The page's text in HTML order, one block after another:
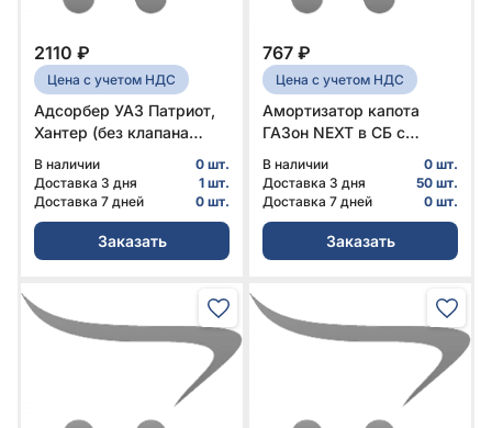
2110 ₽
Цена с учетом НДС
Адсорбер УАЗ Патриот,
Хантер (без клапана
1164010-04 | УАЗ
В наличии
0 шт.
Доставка 3 дня
1 шт.
Доставка 7 дней
0 шт.
Заказать
767 ₽
Цена с учетом НДС
Амортизатор капота
ГАЗон NEXT в СБ с
С41R11.8407010 | ГАЗ
В наличии
0 шт.
Доставка 3 дня
50 шт.
Доставка 7 дней
0 шт.
Заказать